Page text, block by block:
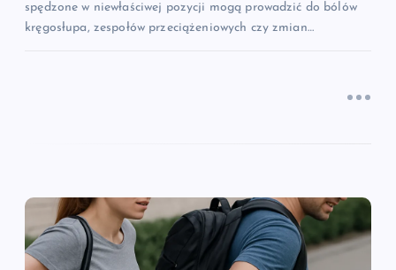
spędzone w niewłaściwej pozycji mogą prowadzić do bólów
kręgosłupa, zespołów przeciążeniowych czy zmian…